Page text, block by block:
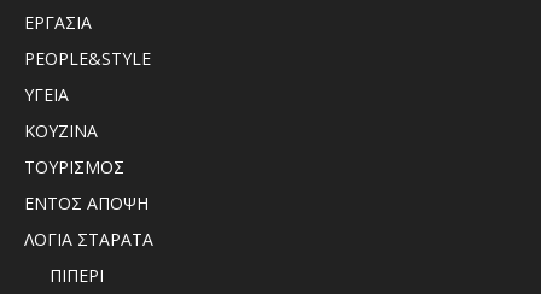
ΕΡΓΑΣΙΑ
PEOPLE&STYLE
ΥΓΕΙΑ
ΚΟΥΖΙΝΑ
ΤΟΥΡΙΣΜΟΣ
ΕΝΤΟΣ ΑΠΟΨΗ
ΛΟΓΙΑ ΣΤΑΡΑΤΑ
ΠΙΠΕΡΙ